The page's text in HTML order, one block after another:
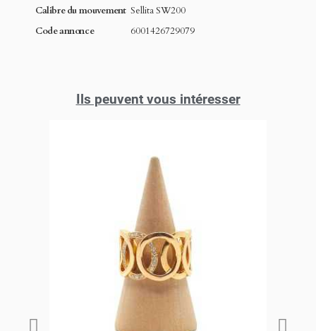
Calibre du mouvement Sellita SW200
Code annonce
6001426729079
Ils peuvent vous intéresser